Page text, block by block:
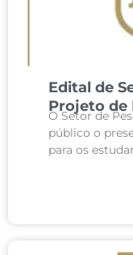
Edital de
Projeto de
1º/2023 –
O Setor de
público o
para os